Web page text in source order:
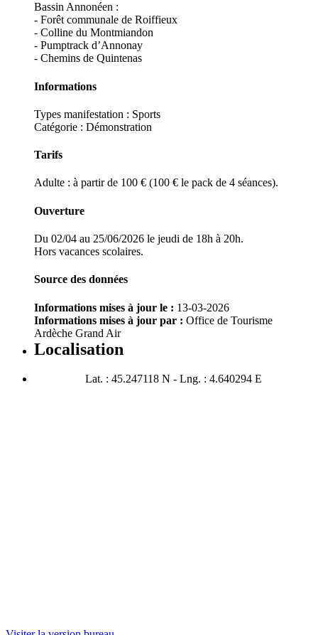
Bassin Annonéen :
- Forêt communale de Roiffieux
- Colline du Montmiandon
- Pumptrack d’Annonay
- Chemins de Quintenas
Informations
Types manifestation : Sports
Catégorie : Démonstration
Tarifs
Adulte : à partir de 100 € (100 € le pack de 4 séances).
Ouverture
Du 02/04 au 25/06/2026 le jeudi de 18h à 20h.
Hors vacances scolaires.
Source des données
Informations mises à jour le : 13-03-2026
Informations mises à jour par : Office de Tourisme
Ardèche Grand Air
Localisation
Lat. : 45.247118 N - Lng. : 4.640294 E